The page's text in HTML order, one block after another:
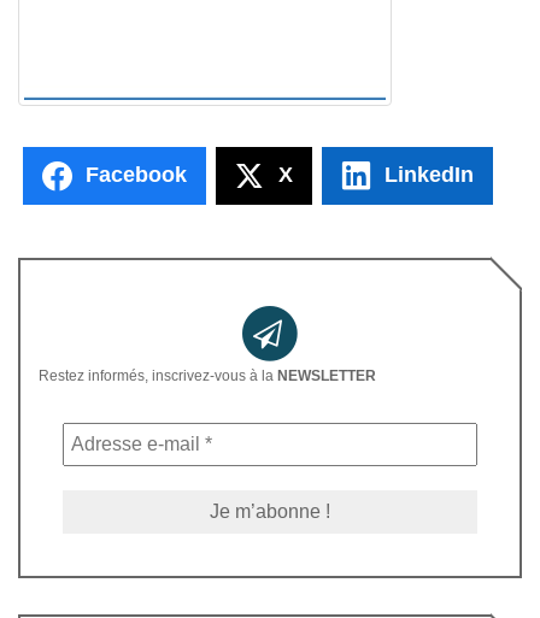
Facebook X LinkedIn
Restez informés, inscrivez-vous à la NEWSLETTER